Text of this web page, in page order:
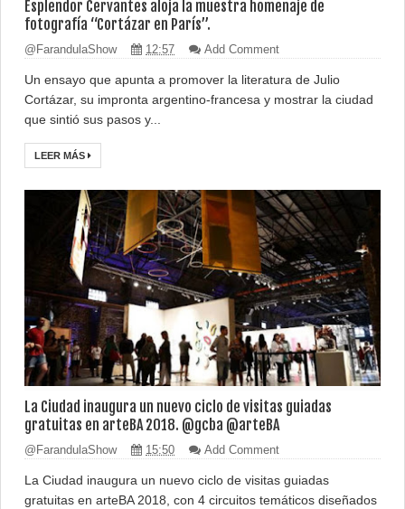
Esplendor Cervantes aloja la muestra homenaje de
fotografía “Cortázar en París”.
@FarandulaShow 12:57 Add Comment
Un ensayo que apunta a promover la literatura de Julio
Cortázar, su impronta argentino-francesa y mostrar la ciudad
que sintió sus pasos y...
LEER MÁS
La Ciudad inaugura un nuevo ciclo de visitas guiadas
gratuitas en arteBA 2018. @gcba @arteBA
@FarandulaShow 15:50 Add Comment
La Ciudad inaugura un nuevo ciclo de visitas guiadas
gratuitas en arteBA 2018, con 4 circuitos temáticos diseñados